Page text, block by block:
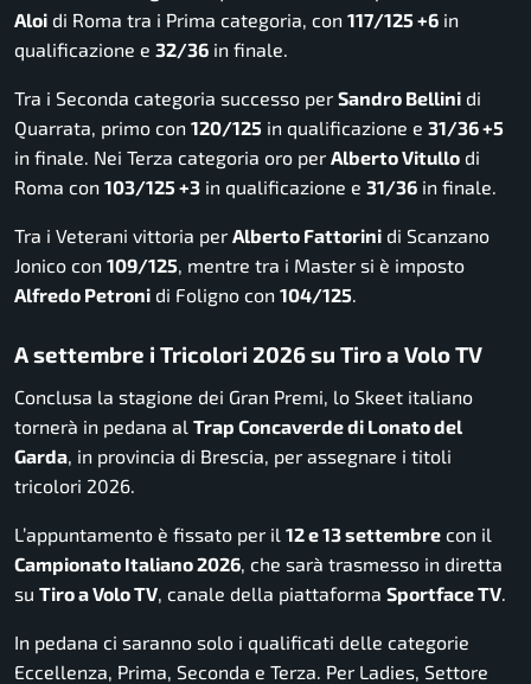
Aloi di Roma tra i Prima categoria, con 117/125 +6 in
qualificazione e 32/36 in finale.
Tra i Seconda categoria successo per Sandro Bellini di
Quarrata, primo con 120/125 in qualificazione e 31/36 +5
in finale. Nei Terza categoria oro per Alberto Vitullo di
Roma con 103/125 +3 in qualificazione e 31/36 in finale.
Tra i Veterani vittoria per Alberto Fattorini di Scanzano
Jonico con 109/125, mentre tra i Master si è imposto
Alfredo Petroni di Foligno con 104/125.
A settembre i Tricolori 2026 su Tiro a Volo TV
Conclusa la stagione dei Gran Premi, lo Skeet italiano
tornerà in pedana al Trap Concaverde di Lonato del
Garda , in provincia di Brescia, per assegnare i titoli
tricolori 2026.
L’appuntamento è fissato per il 12 e 13 settembre con il
Campionato Italiano 2026 , che sarà trasmesso in diretta
su Tiro a Volo TV , canale della piattaforma Sportface TV
In pedana ci saranno solo i qualificati delle categorie
Eccellenza, Prima, Seconda e Terza. Per Ladies, Settore